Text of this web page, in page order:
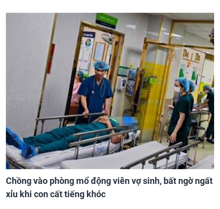
Chồng vào phòng mổ động viên vợ sinh, bất ngờ ngất
xỉu khi con cất tiếng khóc